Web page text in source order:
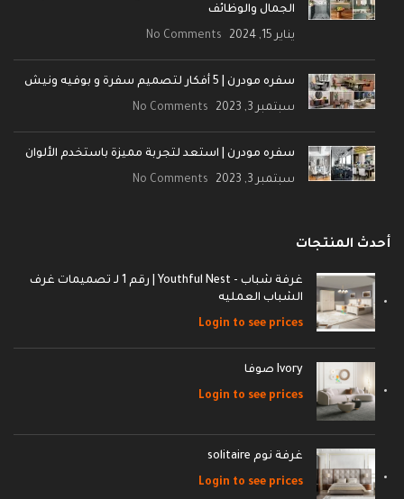
الجمال والوظائف
يناير 15, 2024 No Comments
سفره مودرن | 5 أفكار لتصميم سفرة و بوفيه ونيش
سبتمبر 3, 2023 No Comments
سفره مودرن | استعد لتجربة مميزة باستخدم الألوان
سبتمبر 3, 2023 No Comments
أحدث المنتجات
غرفة شباب - Youthful Nest | رقم 1 لـ تصميمات غرف
الشباب العمليه
Login to see prices
Ivory صوفا
Login to see prices
غرفة نوم solitaire
Login to see prices